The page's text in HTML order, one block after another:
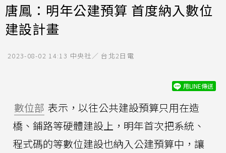
唐鳳：明年公建預算 首度納入數位
建設計畫
2023-08-02 14:13 中央社／ 台北2日電
用LINE傳送
數位部 表示，以往公共建設預算只用在造
橋、鋪路等硬體建設上，明年首次把系統、
程式碼的等數位建設也納入公建預算中，讓